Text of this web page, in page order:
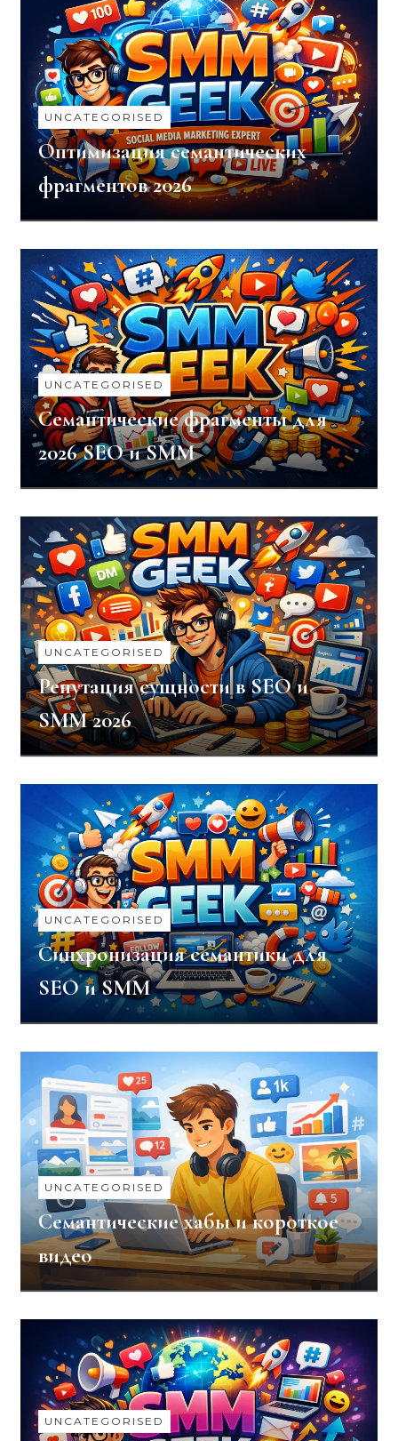
UNCATEGORISED
Оптимизация семантических
фрагментов 2026
UNCATEGORISED
Семантические фрагменты для
2026 SEO и SMM
UNCATEGORISED
Репутация сущности в SEO и
SMM 2026
UNCATEGORISED
Синхронизация семантики для
SEO и SMM
UNCATEGORISED
Семантические хабы и короткое
видео
UNCATEGORISED